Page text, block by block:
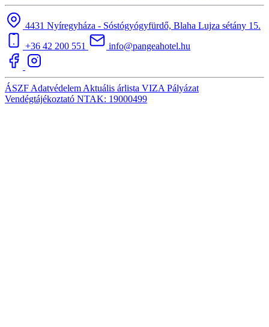
4431 Nyíregyháza - Sóstógyógyfürdő, Blaha Lujza sétány 15.
+36 42 200 551
info@pangeahotel.hu
ÁSZF Adatvédelem Aktuális árlista VIZA Pályázat
Vendégtájékoztató NTAK: 19000499